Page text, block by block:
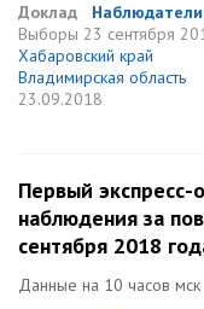
Доклад
Наблюдатели
Выборы 23 сентября
Хабаровский край
Владимирская область
23.09.2018
Первый экспресс-
наблюдения за
сентября 2018
Данные на 10 часов мск